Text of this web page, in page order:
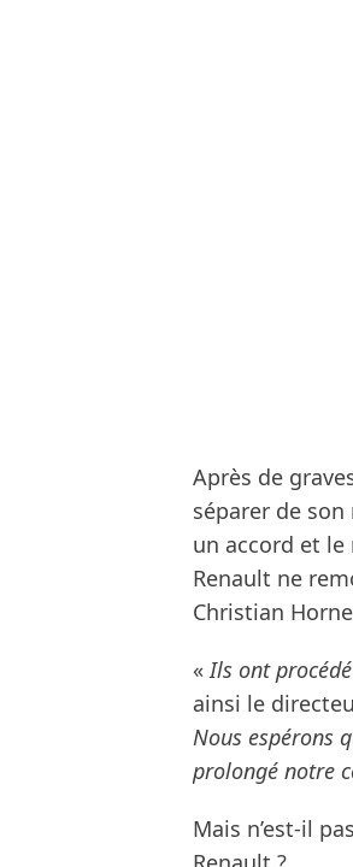
Après de
séparer de
un accord et le
Renault ne
Christian
«Ils ont
ainsi le
Nous espérons
prolongé notre
Mais n’est-il